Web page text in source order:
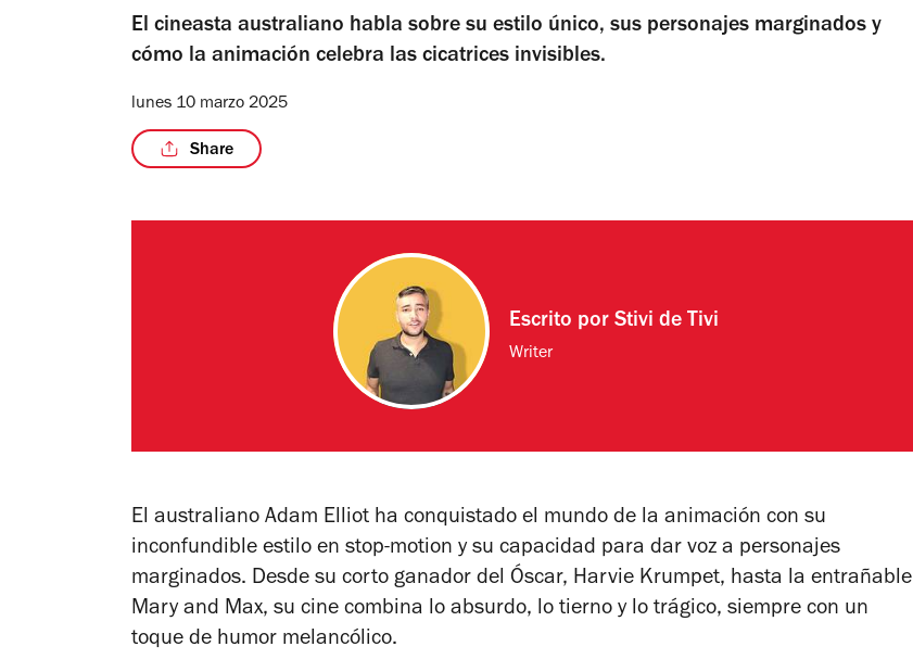
El cineasta australiano habla sobre su estilo único, sus personajes marginados y
cómo la animación celebra las cicatrices invisibles.
lunes 10 marzo 2025
Share
Escrito por Stivi de Tivi
Writer
El australiano Adam Elliot ha conquistado el mundo de la animación con su
inconfundible estilo en stop-motion y su capacidad para dar voz a personajes
marginados. Desde su corto ganador del Óscar, Harvie Krumpet, hasta la entrañable
Mary and Max, su cine combina lo absurdo, lo tierno y lo trágico, siempre con un
toque de humor melancólico.